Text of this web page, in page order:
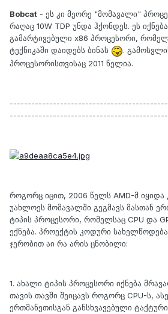
Bobcat - ეს კი მეორე "მომავალი"
რაღაც 10W TDP უნდა ჰქონდეს. ეს
გამარტივებული x86 პროცესორი,
ტექნიკაში დაიდებს ბინას
.
პროცესორისთვისაც 2011 წელია.
როგორც იცით, 2006 წელს AMD-მ იყიდა
უახლოეს მომავალში გეგმავს მასთან
ტიპის პროცესორი, რომელსაც CPU და
ექნება. პროექტის კოდური
ჯერობით აი რა არის ცნობილი:
1. ახალი ტიპის პროცესორი იქნება
თავის თავში შეიცავს როგორც CPU-ს,
ერთმანეთისგან განსხვავებული ტაქტური